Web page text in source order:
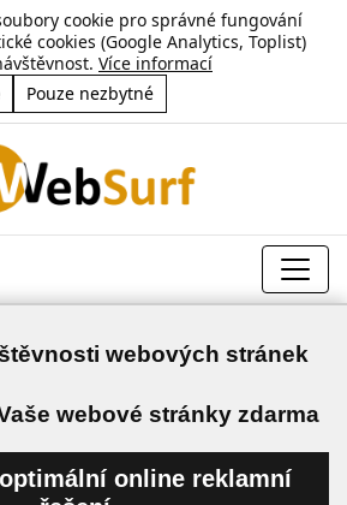
cookie pro správné fungování
cookies (Google Analytics, Toplist)
Více informací
Pouze nezbytné
webových stránek
webové stránky zdarma
online reklamní